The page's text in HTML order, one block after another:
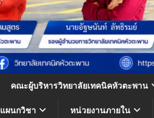
คณะผู้บริหารวิทยาลัยเทคนิคหัวตะพาน
แผนกวิชา หน่วยงานภายใน